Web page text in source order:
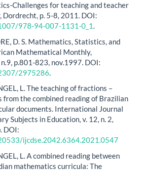
Challenges for teaching and teacher
Dordrecht, p. 5-8, 2011. DOI:
978-94-007-1131-0_1.
D. S. Mathematics, Statistics, and
Mathematical Monthly,
p.801-823, nov.1997. DOI:
2975286
L. The teaching of fractions –
from the combined reading of Brazilian
documents. International Journal
Subjects in Education, v. 12, n. 2,
DOI:
ijcdse.2042.6364.2021.0547
L. A combined reading between
mathematics curricula: The